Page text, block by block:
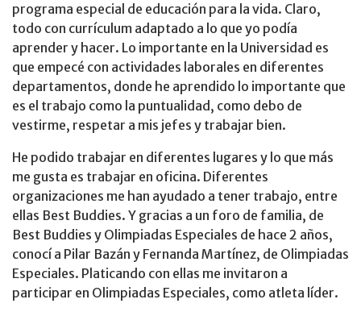
programa especial de educación para la vida. Claro,
todo con currículum adaptado a lo que yo podía
aprender y hacer. Lo importante en la Universidad es
que empecé con actividades laborales en diferentes
departamentos, donde he aprendido lo importante que
es el trabajo como la puntualidad, como debo de
vestirme, respetar a mis jefes y trabajar bien.
He podido trabajar en diferentes lugares y lo que más
me gusta es trabajar en oficina. Diferentes
organizaciones me han ayudado a tener trabajo, entre
ellas Best Buddies. Y gracias a un foro de familia, de
Best Buddies y Olimpiadas Especiales de hace 2 años,
conocí a Pilar Bazán y Fernanda Martínez, de Olimpiadas
Especiales. Platicando con ellas me invitaron a
participar en Olimpiadas Especiales, como atleta líder.